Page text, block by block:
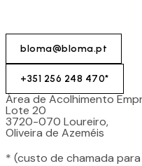
bloma@bloma.pt
+351 256 248 470*
Área de Acolhimento
Lote 20
3720-070 Loureiro,
Oliveira de Azeméis
* (custo de chamada